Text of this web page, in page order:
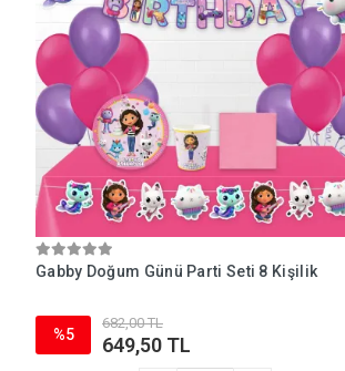
Gabby Doğum Günü Parti Seti 8 Kişilik
%5
682,00 TL
649,50 TL